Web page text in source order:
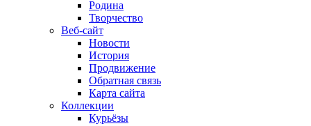
Родина
Творчество
Веб-сайт
Новости
История
Продвижение
Обратная связь
Карта сайта
Коллекции
Курьёзы